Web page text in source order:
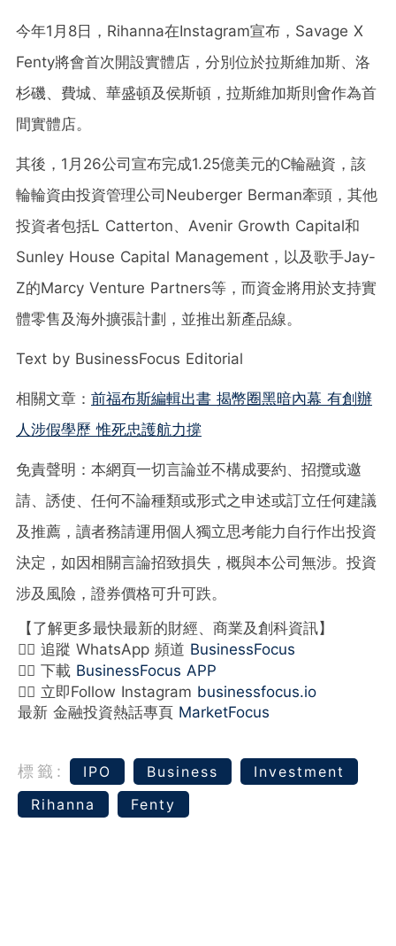
今年1月8日，Rihanna在Instagram宣布，Savage X
Fenty將會首次開設實體店，分別位於拉斯維加斯、洛
杉磯、費城、華盛頓及侯斯頓，拉斯維加斯則會作為首
間實體店。
其後，1月26公司宣布完成1.25億美元的C輪融資，該
輪輪資由投資管理公司Neuberger Berman牽頭，其他
投資者包括L Catterton、Avenir Growth Capital和
Sunley House Capital Management，以及歌手Jay-
Z的Marcy Venture Partners等，而資金將用於支持實
體零售及海外擴張計劃，並推出新產品線。
Text by BusinessFocus Editorial
相關文章： 前福布斯編輯出書 揭幣圈黑暗內幕 有創辦
人涉假學歷 惟死忠護航力撐
免責聲明：本網頁一切言論並不構成要約、招攬或邀
請、誘使、任何不論種類或形式之申述或訂立任何建議
及推薦，讀者務請運用個人獨立思考能力自行作出投資
決定，如因相關言論招致損失，概與本公司無涉。投資
涉及風險，證券價格可升可跌。
【了解更多最快最新的財經、商業及創科資訊】
👉🏻 追蹤 WhatsApp 頻道 BusinessFocus
👉🏻 下載 BusinessFocus APP
👉🏻 立即Follow Instagram businessfocus.io
最新 金融投資熱話專頁 MarketFocus
標籤: IPO Business
Investment
Rihanna
Fenty